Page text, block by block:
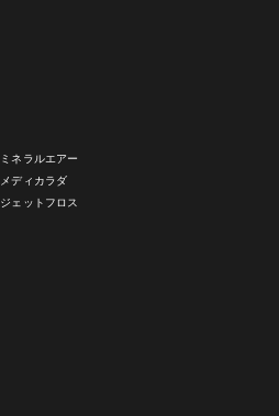
ミネラルエアー
メディカラダ
ジェットフロス